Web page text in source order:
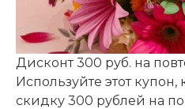
Дисконт 300 руб. на
Используйте этот
скидку 300 рублей на